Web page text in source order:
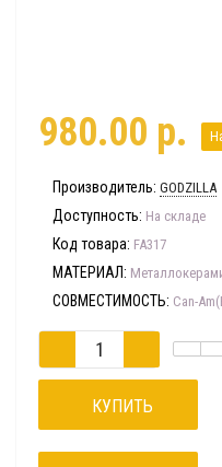
980.00 р.
Производитель: GODZILLA
Доступность: На складе
Код товара: FA317
МАТЕРИАЛ:
СОВМЕСТИМОСТЬ: Can-
КУПИТЬ